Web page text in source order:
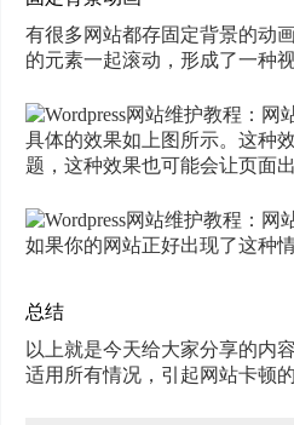
有很多网站都存固定背景的动
的元素一起滚动，形成了一种
具体的效果如上图所示。这种
题，这种效果也可能会让页面
如果你的网站正好出现了这种
总结
以上就是今天给大家分享的内
适用所有情况，引起网站卡顿